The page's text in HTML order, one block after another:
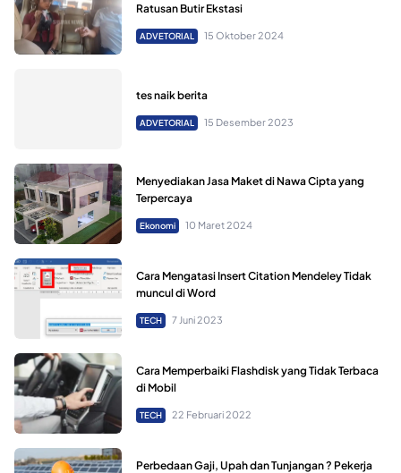
Ratusan Butir Ekstasi
ADVETORIAL 15 Oktober 2024
tes naik berita
ADVETORIAL 15 Desember 2023
Menyediakan Jasa Maket di Nawa Cipta yang
Terpercaya
Ekonomi 10 Maret 2024
Cara Mengatasi Insert Citation Mendeley Tidak
muncul di Word
TECH 7 Juni 2023
Cara Memperbaiki Flashdisk yang Tidak Terbaca
di Mobil
TECH 22 Februari 2022
Perbedaan Gaji, Upah dan Tunjangan ? Pekerja